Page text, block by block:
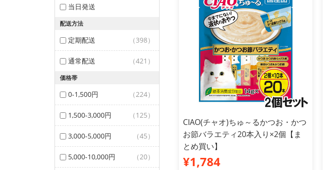
当日発送
配送方法
定期配送 （398）
通常配送 （421）
価格帯
0-1,500円 （224）
1,500-3,000円 （125）
3,000-5,000円 （45）
5,000-10,000円 （20）
CIAO(チャオ)ちゅ～るかつお・かつ
お節バラエティ20本入り×2個【ま
とめ買い】
¥1,784